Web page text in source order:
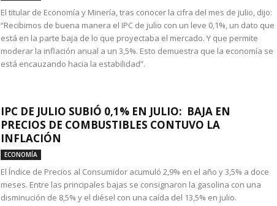
El titular de Economía y Minería, tras conocer la cifra del mes de julio, dijo:
“Recibimos de buena manera el IPC de julio con un leve 0,1%, un dato que
está en la parte baja de lo que proyectaba el mercado. Y que permite
moderar la inflación anual a un 3,5%. Esto demuestra que la economía se
está encauzando hacia la estabilidad”.
IPC DE JULIO SUBIÓ 0,1% EN JULIO: BAJA EN
PRECIOS DE COMBUSTIBLES CONTUVO LA
INFLACIÓN
ECONOMÍA
El Índice de Precios al Consumidor acumuló 2,9% en el año y 3,5% a doce
meses. Entre las principales bajas se consignaron la gasolina con una
disminución de 8,5% y el diésel con una caída del 13,5% en julio.